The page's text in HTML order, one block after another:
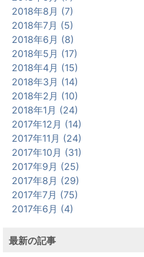
2018年8月 (7)
2018年7月 (5)
2018年6月 (8)
2018年5月 (17)
2018年4月 (15)
2018年3月 (14)
2018年2月 (10)
2018年1月 (24)
2017年12月 (14)
2017年11月 (24)
2017年10月 (31)
2017年9月 (25)
2017年8月 (29)
2017年7月 (75)
2017年6月 (4)
最新の記事